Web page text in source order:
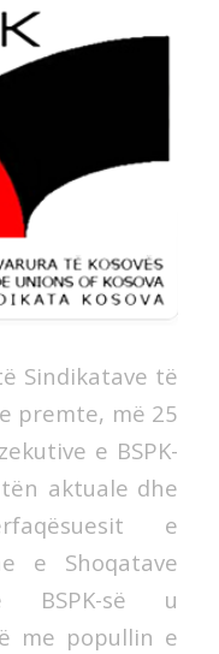
Sindikatave të
premte, më 25
e BSPK-
aktuale dhe
e
e Shoqatave
BSPK-së u
me popullin e